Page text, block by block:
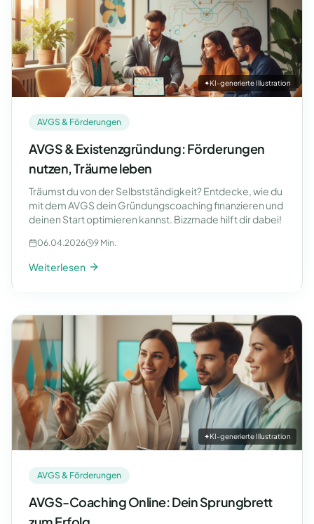
✦KI-generierte Illustration
AVGS & Förderungen
AVGS & Existenzgründung: Förderungen
nutzen, Träume leben
Träumst du von der Selbstständigkeit? Entdecke, wie du
mit dem AVGS dein Gründungscoaching finanzieren und
deinen Start optimieren kannst. Bizzmade hilft dir dabei!
06.04.2026 9 Min.
Weiterlesen
✦KI-generierte Illustration
AVGS & Förderungen
AVGS-Coaching Online: Dein Sprungbrett